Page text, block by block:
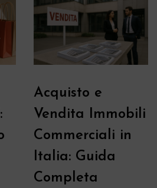
Acquisto e
Vendita Immobili
Commerciali in
Italia: Guida
Completa